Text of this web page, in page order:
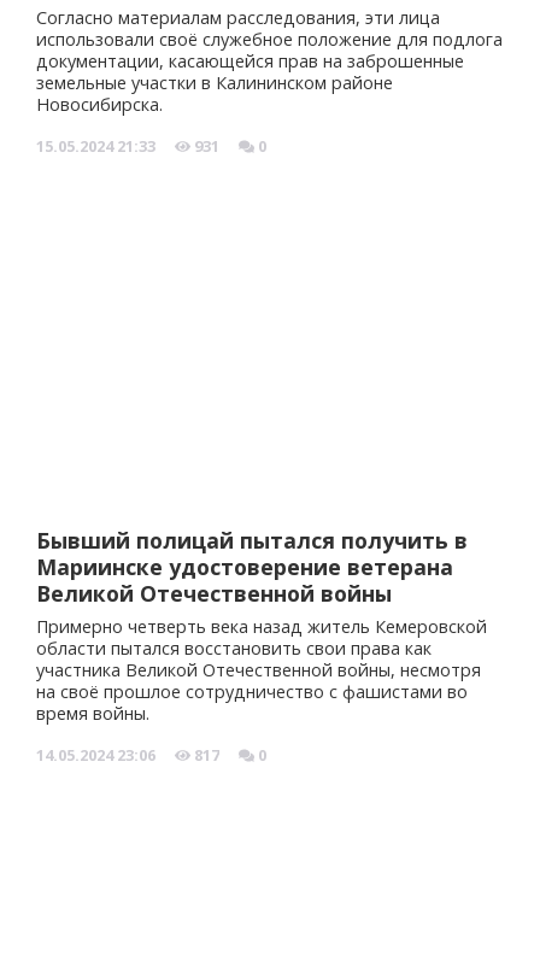
Согласно материалам расследования, эти лица
использовали своё служебное положение для подлога
документации, касающейся прав на заброшенные
земельные участки в Калининском районе
Новосибирска.
15.05.2024 21:33 931 0
Бывший полицай пытался получить в
Мариинске удостоверение ветерана
Великой Отечественной войны
Примерно четверть века назад житель Кемеровской
области пытался восстановить свои права как
участника Великой Отечественной войны, несмотря
на своё прошлое сотрудничество с фашистами во
время войны.
14.05.2024 23:06 817 0